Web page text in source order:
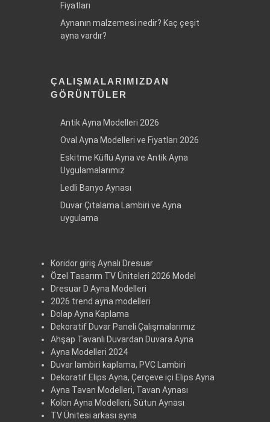
Fiyatları
Aynanın malzemesi nedir? Kaç çeşit
ayna vardır?
ÇALIŞMALARIMIZDAN
GÖRÜNTÜLER
Antik Ayna Modelleri 2026
Oval Ayna Modelleri ve Fiyatları 2026
Eskitme Küflü Ayna ve Antik Ayna
Uygulamalarımız
Ledli Banyo Aynası
Duvar Çıtalama Lambiri ve Ayna
uygulama
Koridor giriş Aynalı Dresuar
Özel Tasarım TV Üniteleri 2026 Model
Dresuar D Ayna Modelleri
2026 trend ayna modelleri
Dolap Ayna Kaplama
Dekoratif Duvar Paneli Çalışmalarımız
Ahşap Tavanlı Duvardan Duvara Ayna
Ayna Modelleri 2024
Duvar lambiri kaplama, PVC Lambiri
Dekoratif Elips Ayna, Çerçeve içi Elips Ayna
Ayna Tavan Modelleri, Tavan Aynası
Kolon Ayna Modelleri, Sütun Aynası
TV Ünitesi arkası ayna